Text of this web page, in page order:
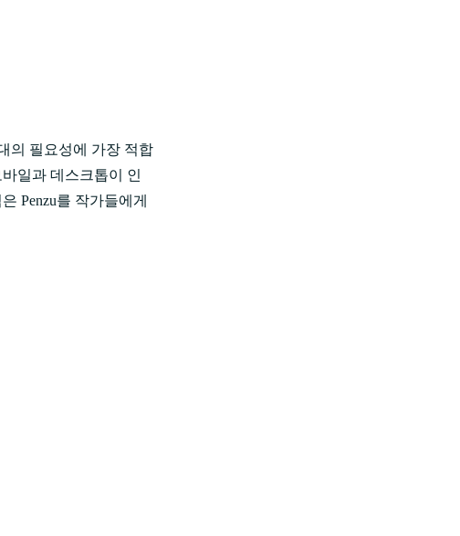
의 필요성에 가장 적합
일과 데스크톱이 인
Penzu를 작가들에게